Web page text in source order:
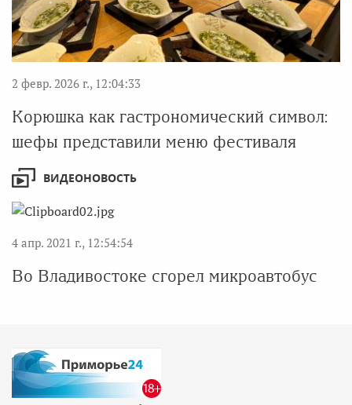
2 февр. 2026 г., 12:04:33
Корюшка как гастрономический символ:
шефы представили меню фестиваля
ВИДЕОНОВОСТЬ
4 апр. 2021 г., 12:54:54
Во Владивостоке сгорел микроавтобус